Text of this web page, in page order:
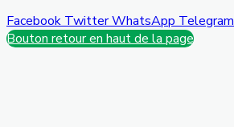
Facebook TwitterWhatsApp Telegram
Bouton retour en haut de la page